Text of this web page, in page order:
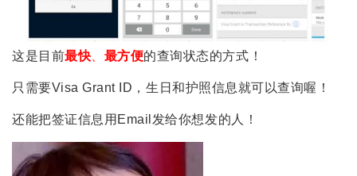
这是目前最快 最方便的查询状态的方式！
只需要Visa Grant ID，生日和护照信息就可以查询喔！
还能把签证信息用Email发给你想发的人！